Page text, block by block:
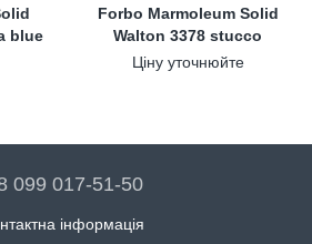
blue
Forbo Marmoleum Solid
Walton 3378 stucco
Ціну уточнюйте
099 017-51-50
інформація